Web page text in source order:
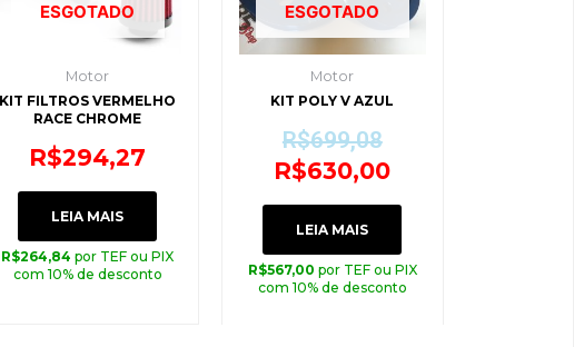
ESGOTADO
Motor
KIT FILTROS VERMELHO
RACE CHROME
R$294,27
LEIA MAIS
R$264,84 por TEF ou PIX
com 10% de desconto
ESGOTADO
Motor
KIT POLY V AZUL
R$699,08
R$630,00
LEIA MAIS
R$567,00 por TEF ou PIX
com 10% de desconto